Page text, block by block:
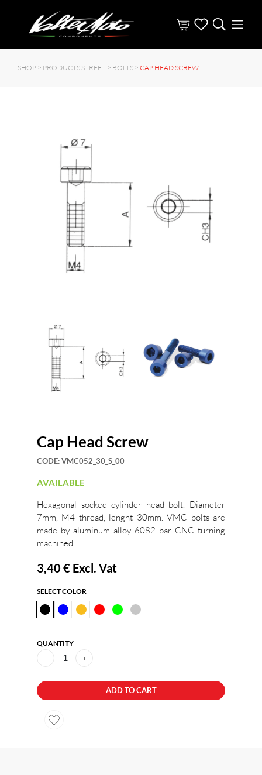
SHOP > PRODUCTS STREET > BOLTS > CAP HEAD SCREW
Cap Head Screw
CODE:VMC052_30_S_00
AVAILABLE
Hexagonal socked cylinder head bolt. Diameter
7mm, M4 thread, lenght 30mm. VMC bolts are
made by aluminum alloy 6082 bar CNC turning
machined.
3,40 € Excl. Vat
SELECT COLOR
QUANTITY
- 1 +
ADD TO CART